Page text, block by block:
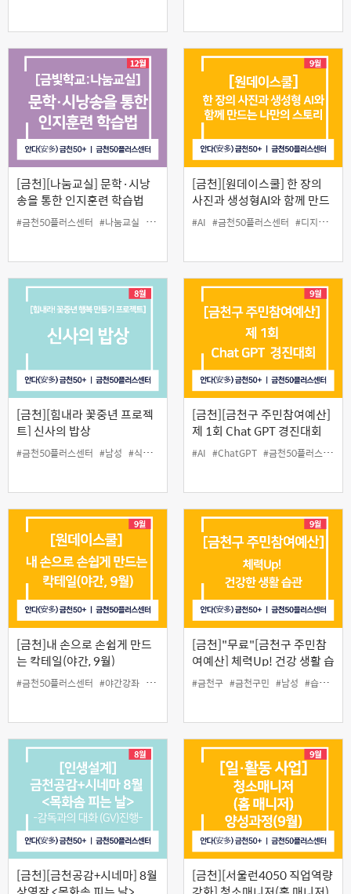
[금천][나눔교실] 문학·시낭
송을 통한 인지훈련 학습법
#금천50플러스센터 #나눔교실 #뉴로아시스 #인생설계 #인지
[금천][원데이스쿨] 한 장의
사진과 생성형AI와 함께 만드
는 나만의 스토리
#AI #금천50플러스센터 #디지털문화
[금천][힘내라 꽃중년 프로젝
트] 신사의 밥상
#금천50플러스센터 #남성 #식사 #신사의밥상 #요리 #요리교실 #중장년
[금천][금천구 주민참여예산]
제 1회 Chat GPT 경진대회
#AI #ChatGPT #금천50플러스센터
[금천]내 손으로 손쉽게 만드
는 칵테일(야간, 9월)
#금천50플러스센터 #야간강좌 #원데이스쿨 #칵테일 #칵테일제조
[금천]"무료"[금천구 주민참
여예산] 체력Up! 건강 생활 습
관
#금천구 #금천구민 #남성 #습관
[금천][금천공감+시네마] 8월
[금천][서울런4050 직업역량